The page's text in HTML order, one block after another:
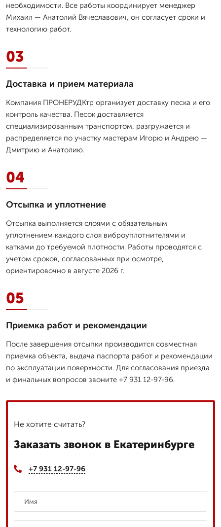
необходимости. Все работы координирует менеджер
Михаил — Анатолий Вячеславович, он согласует сроки и
технологию работ.
03
Доставка и прием материала
Компания ПРОНЕРУДКтр организует доставку песка и его
контроль качества. Песок доставляется
специализированным транспортом, разгружается и
распределяется по участку мастерам Игорю и Андрею —
Дмитрию и Анатолию.
04
Отсыпка и уплотнение
Отсыпка выполняется слоями с обязательным
уплотнением каждого слоя виброуплотнителями и
катками до требуемой плотности. Работы проводятся с
учетом сроков, согласованных при осмотре,
ориентировочно в августе 2026 г.
05
Приемка работ и рекомендации
После завершения отсыпки производится совместная
приемка объекта, выдача паспорта работ и рекомендации
по эксплуатации поверхности. Для согласования приезда
и финальных вопросов звоните +7 931 12-97-96.
Не хотите считать?
Заказать звонок в Екатеринбурге
+7 931 12-97-96